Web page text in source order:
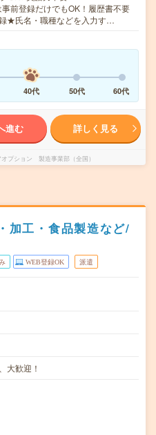
前登録だけでもOK！履歴書不要
★氏名・職種などを入力す…
40代 50代 60代
進む 詳しく見る
プション 製造事業部（全国）
加工・食品製造など/
WEB登録OK 派遣
大歓迎！